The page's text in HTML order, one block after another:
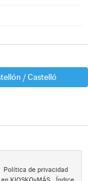
/ Castelló
Política de privacidad